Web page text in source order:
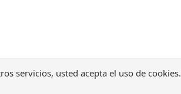
servicios, usted acepta el uso de cookies.